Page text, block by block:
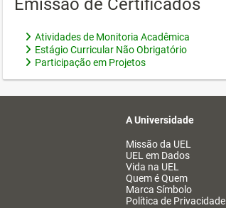
Emissão de Certificados
Atividades de Monitoria Acadêmica
Estágio Curricular Não Obrigatório
Participação em Projetos
A Universidade
Missão da UEL
UEL em Dados
Vida na UEL
Quem é Quem
Marca Símbolo
Política de Privacidade